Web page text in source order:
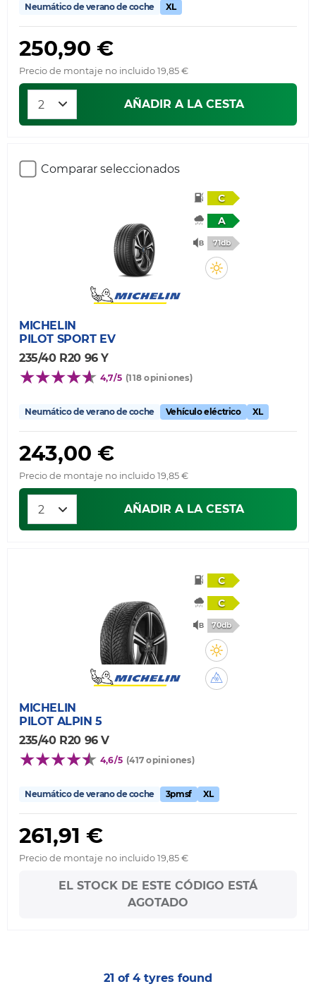
Neumático de verano de coche XL
250,90 €
Precio de montaje no incluido 19,85 €
AÑADIR A LA CESTA
Comparar seleccionados
C
A
71db
MICHELIN
PILOT SPORT EV
235/40 R20 96 Y
4,7/5 (118 opiniones)
Neumático de verano de coche Vehículo eléctrico XL
243,00 €
Precio de montaje no incluido 19,85 €
AÑADIR A LA CESTA
C
C
70db
MICHELIN
PILOT ALPIN 5
235/40 R20 96 V
4,6/5 (417 opiniones)
Neumático de verano de coche 3pmsf XL
261,91 €
Precio de montaje no incluido 19,85 €
EL STOCK DE ESTE CÓDIGO ESTÁ
AGOTADO
21 of 4 tyres found